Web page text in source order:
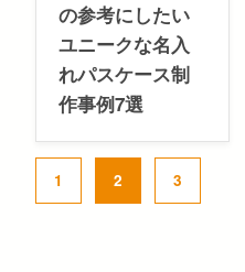
の参考にしたい
ユニークな名入
れパスケース制
作事例7選
1 2 3